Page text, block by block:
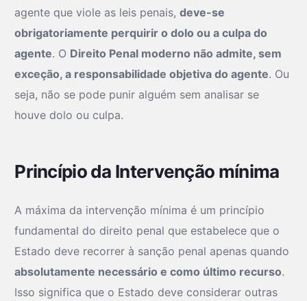
agente que viole as leis penais,deve-se
obrigatoriamente perquirir o dolo ou a culpa do
agente. O Direito Penal moderno não admite, sem
exceção, a responsabilidade objetiva do agente. Ou
seja, não se pode punir alguém sem analisar se
houve dolo ou culpa.
Princípio da Intervenção mínima
A máxima da intervenção mínima é um princípio
fundamental do direito penal que estabelece que o
Estado deve recorrer à sanção penal apenas quando
absolutamente necessário e como último recurso.
Isso significa que o Estado deve considerar outras